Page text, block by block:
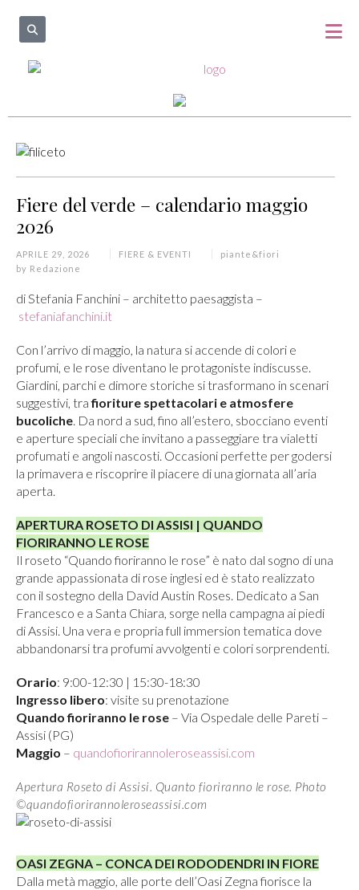
Fiere del verde – calendario maggio
2026
APRILE 29, 2026 FIERE & EVENTI
piante&fiori
by Redazione
di Stefania Fanchini – architetto paesaggista –
stefaniafanchini.it
Con l’arrivo di maggio, la natura si accende di colori e
profumi, e le rose diventano le protagoniste indiscusse.
Giardini, parchi e dimore storiche si trasformano in scenari
suggestivi, trafioriture spettacolari e atmosfere
bucoliche. Da nord a sud, fino all’estero, sbocciano eventi
e aperture speciali che invitano a passeggiare tra vialetti
profumati e angoli nascosti. Occasioni perfette per godersi
la primavera e riscoprire il piacere di una giornata all’aria
aperta.
APERTURA ROSETO DI ASSISI | QUANDO
FIORIRANNO LE ROSE
Il roseto “Quando fioriranno le rose” è nato dal sogno di una
grande appassionata di rose inglesi ed è stato realizzato
con il sostegno della David Austin Roses. Dedicato a San
Francesco e a Santa Chiara, sorge nella campagna ai piedi
di Assisi. Una vera e propria full immersion tematica dove
abbandonarsi tra profumi avvolgenti e colori sorprendenti.
Orario: 9:00-12:30 | 15:30-18:30
Ingresso libero: visite su prenotazione
Quando fioriranno le rose – Via Ospedale delle Pareti –
Assisi (PG)
Maggio – quandofiorirannoleroseassisi.com
Apertura Roseto di Assisi. Quanto fioriranno le rose. Photo
©quandofiorirannoleroseassisi.com
OASI ZEGNA – CONCA DEI RODODENDRI IN FIORE
Dalla metà maggio, alle porte dell’Oasi Zegna fiorisce la